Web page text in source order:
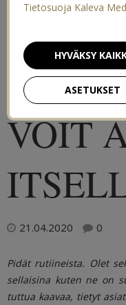
VOIT
21.04.2020 0
Pidät rutiineista. Olet
sellaisina kuten ne on
tuttua kaavaa, tietyt
Tietosuoja Kaleva
ASETUKSET
HYVÄKSY